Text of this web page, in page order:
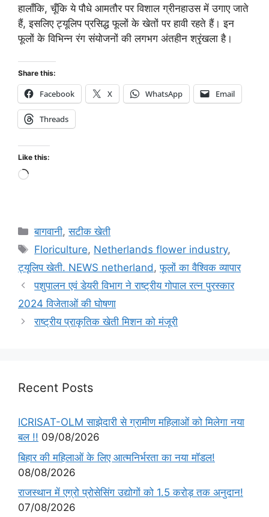
हालाँकि, चूँकि ये पौधे आमतौर पर विशाल ग्रीनहाउस में उगाए जाते
हैं, इसलिए ट्यूलिप प्रसिद्ध फूलों के खेतों पर हावी रहते हैं। इन
फूलों के विभिन्न रंग संयोजनों की लगभग अंतहीन श्रृंखला है।
Share this:
Facebook X WhatsApp Email
Threads
Like this:
बागवानी,सटीक खेती
Floriculture, Netherlands flower industry,
ट्यूलिप खेती. NEWS netherland,फूलों का वैश्विक व्यापार
पशुपालन एवं डेयरी विभाग ने राष्ट्रीय गोपाल रत्न पुरस्कार
2024 विजेताओं की घोषणा
राष्ट्रीय प्राकृतिक खेती मिशन को मंजूरी
Recent Posts
ICRISAT-OLM साझेदारी से ग्रामीण महिलाओं को मिलेगा नया
बल !! 09/08/2026
बिहार की महिलाओं के लिए आत्मनिर्भरता का नया मॉडल!
08/08/2026
राजस्थान में एग्रो प्रोसेसिंग उद्योगों को 1.5 करोड़ तक अनुदान!
07/08/2026